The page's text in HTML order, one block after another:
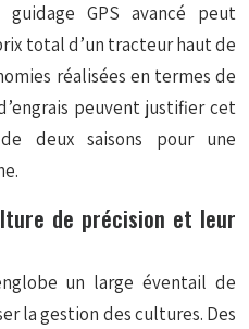
GPS avancé peut
total d’un tracteur haut de
réalisées en termes de
peuvent justifier cet
deux saisons pour une
de précision et leur
un large éventail de
la gestion des cultures. Des